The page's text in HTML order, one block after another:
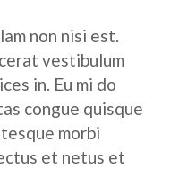
non nisi est.
vestibulum
in. Eu mi do
congue quisque
morbi
et netus et